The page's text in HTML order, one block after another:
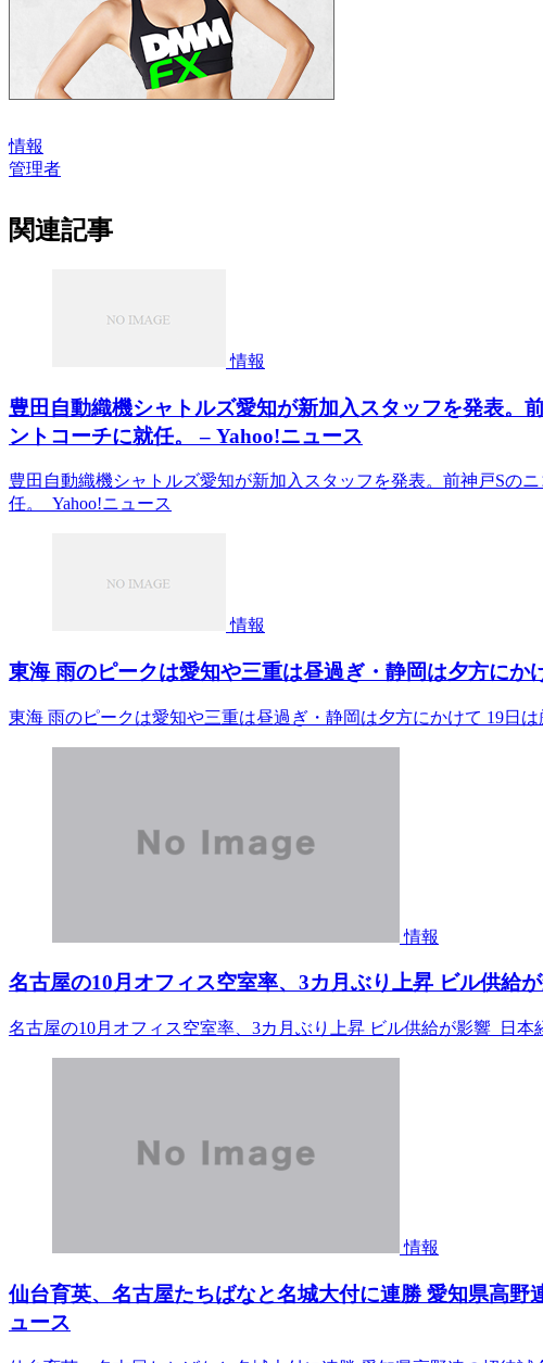
情報
管理者
関連記事
情報
豊田自動織機シャトルズ愛知が新加入スタッフを発表。
ントコーチに就任。 – Yahoo!ニュース
豊田自動織機シャトルズ愛知が新加入スタッフを発表。前神戸Sの
任。 Yahoo!ニュース
情報
東海 雨のピークは愛知や三重は昼過ぎ・静岡は夕方にか
東海 雨のピークは愛知や三重は昼過ぎ・静岡は夕方にかけて 19日
情報
名古屋の10月オフィス空室率、3カ月ぶり上昇 ビル供給
名古屋の10月オフィス空室率、3カ月ぶり上昇 ビル供給が影響 日本
情報
仙台育英、名古屋たちばなと名城大付に連勝 愛知県高野
ュース